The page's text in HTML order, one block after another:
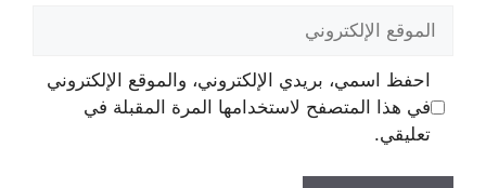
الموقع
الإلكتروني
احفظ اسمي، بريدي الإلكتروني، والموقع الإلكتروني
في هذا المتصفح لاستخدامها المرة المقبلة في
تعليقي.